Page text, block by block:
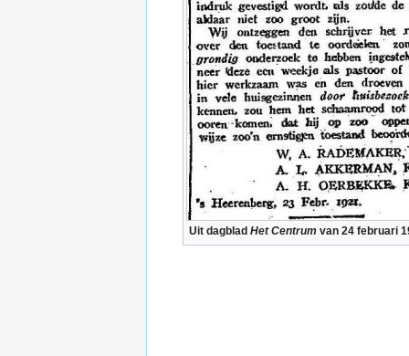
Uit dagblad Het Centrum van 24 februari